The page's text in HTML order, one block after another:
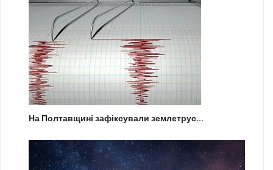
На Полтавщині зафіксували землетрус...